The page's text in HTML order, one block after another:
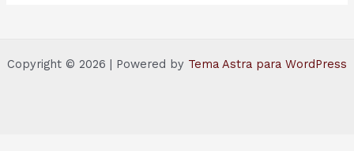
Copyright © 2026 | Powered by Tema Astra para WordPress